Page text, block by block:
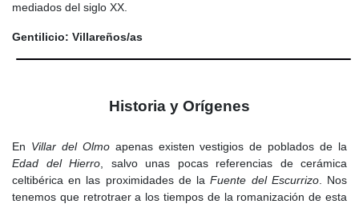
mediados del siglo XX.
Gentilicio: Villareños/as
Historia y Orígenes
En Villar del Olmoapenas existen vestigios de poblados de la
Edad del Hierro , salvo unas pocas referencias de cerámica
celtibérica en las proximidades de laFuente del Escurrizo. Nos
tenemos que retrotraer a los tiempos de la romanización de esta